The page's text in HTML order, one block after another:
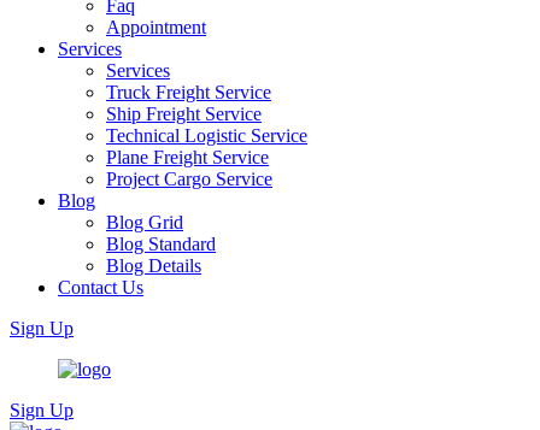
Faq
Appointment
Services
Services
Truck Freight Service
Ship Freight Service
Technical Logistic Service
Plane Freight Service
Project Cargo Service
Blog
Blog Grid
Blog Standard
Blog Details
Contact Us
Sign Up
Sign Up